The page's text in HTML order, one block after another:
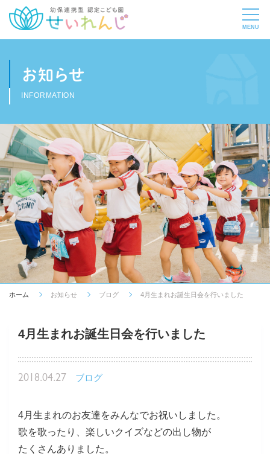
お知らせ
INFORMATION
ホーム お知らせ ブログ 4月生まれお誕生日会を行いました
4月生まれお誕生日会を行いました
2018.04.27 ブログ
4月生まれのお友達をみんなでお祝いしました。
歌を歌ったり、楽しいクイズなどの出し物が
たくさんありました。